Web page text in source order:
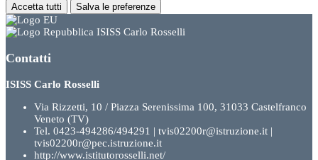
Accetta tutti Salva le preferenze
ISISS Carlo Rosselli
Contatti
ISISS Carlo Rosselli
Via Rizzetti, 10 / Piazza Serenissima 100, 31033 Castelfranco
Veneto (TV)
Tel. 0423-494286/494291 | tvis02200r@istruzione.it |
tvis02200r@pec.istruzione.it
http://www.istitutorosselli.net/